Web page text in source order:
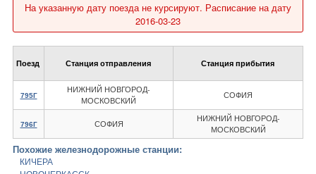
На указанную дату поезда не курсируют. Расписание на дату
2016-03-23
Поезд Станция отправления Станция прибытия
795Г
НИЖНИЙ НОВГОРОД-
МОСКОВСКИЙ
СОФИЯ
796Г СОФИЯ
НИЖНИЙ НОВГОРОД-
МОСКОВСКИЙ
Похожие железнодорожные станции:
КИЧЕРА